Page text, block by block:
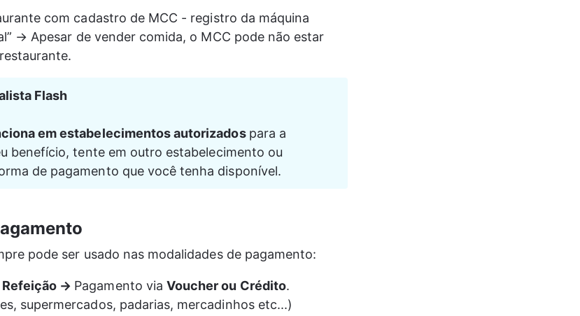
com cadastro de MCC - registro da máquina
→ Apesar de vender comida, o MCC pode não estar
Flash
em estabelecimentos autorizados para a
benefício, tente em outro estabelecimento ou
de pagamento que você tenha disponível.
pode ser usado nas modalidades de pagamento:
Refeição → Pagamento via Voucher ou Crédito.
supermercados, padarias, mercadinhos etc...)